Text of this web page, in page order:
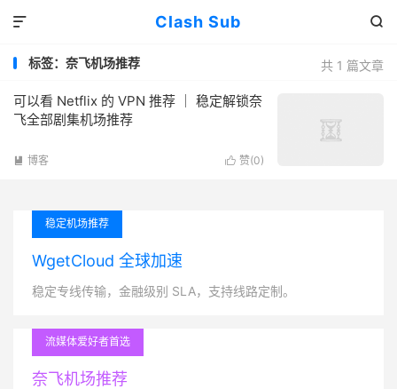
Clash Sub 

共 1 篇文章
标签：奈飞机场推荐
可以看 Netflix 的 VPN 推荐 ｜ 稳定解锁奈
飞全部剧集机场推荐
 赞(0)
 博客
稳定机场推荐
WgetCloud 全球加速
稳定专线传输，金融级别 SLA，支持线路定制。
流媒体爱好者首选
奈飞机场推荐